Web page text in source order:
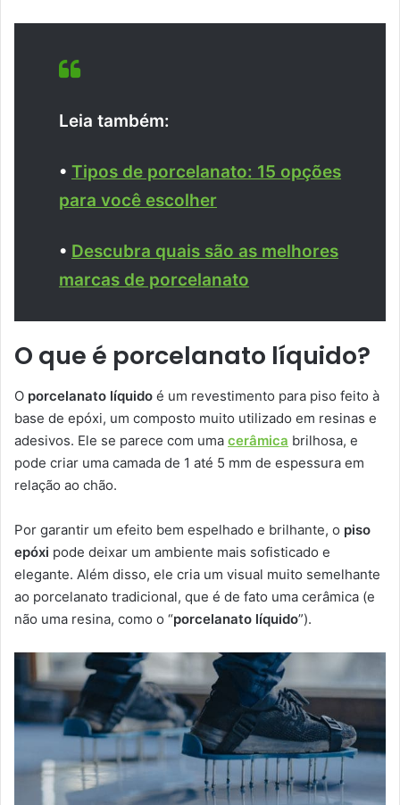
Leia também:
• Tipos de porcelanato: 15 opções
para você escolher
• Descubra quais são as melhores
marcas de porcelanato
O que é porcelanato líquido?
O porcelanato líquido é um revestimento para piso feito à
base de epóxi, um composto muito utilizado em resinas e
adesivos. Ele se parece com uma cerâmica brilhosa, e
pode criar uma camada de 1 até 5 mm de espessura em
relação ao chão.
Por garantir um efeito bem espelhado e brilhante, o piso
epóxi pode deixar um ambiente mais sofisticado e
elegante. Além disso, ele cria um visual muito semelhante
ao porcelanato tradicional, que é de fato uma cerâmica (e
não uma resina, como o “porcelanato líquido”).